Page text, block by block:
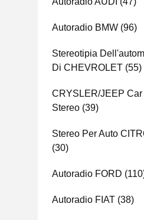
Autoradio BMW (96)
Stereotipia
Di CHEVROLET (55)
CRYSLER/JEEP Car
Stereo (39)
Stereo Per Auto
(30)
Autoradio FORD
Autoradio FIAT (38)